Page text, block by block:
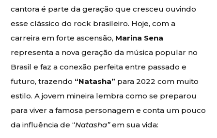
cantora é parte da geração que cresceu ouvindo
esse clássico do rock brasileiro. Hoje, com a
carreira em forte ascensão, Marina Sena
representa a nova geração da música popular no
Brasil e faz a conexão perfeita entre passado e
futuro, trazendo “Natasha” para 2022 com muito
estilo. A jovem mineira lembra como se preparou
para viver a famosa personagem e conta um pouco
da influência de “Natasha”em sua vida: